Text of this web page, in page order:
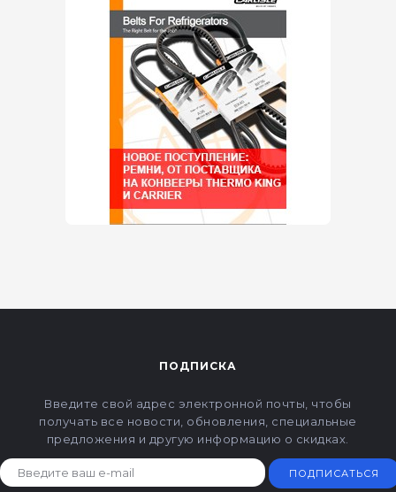
ПОДПИСКА
Введите свой адрес электронной почты, чтобы
получать все новости, обновления, специальные
предложения и другую информацию о скидках.
ПОДПИСАТЬСЯ